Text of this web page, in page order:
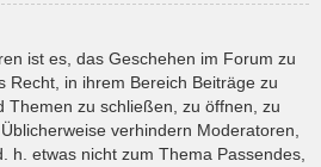
ist es, das Geschehen im Forum zu
Recht, in ihrem Bereich Beiträge zu
Themen zu schließen, zu öffnen, zu
verhindern Moderatoren,
h. etwas nicht zum Thema Passendes,